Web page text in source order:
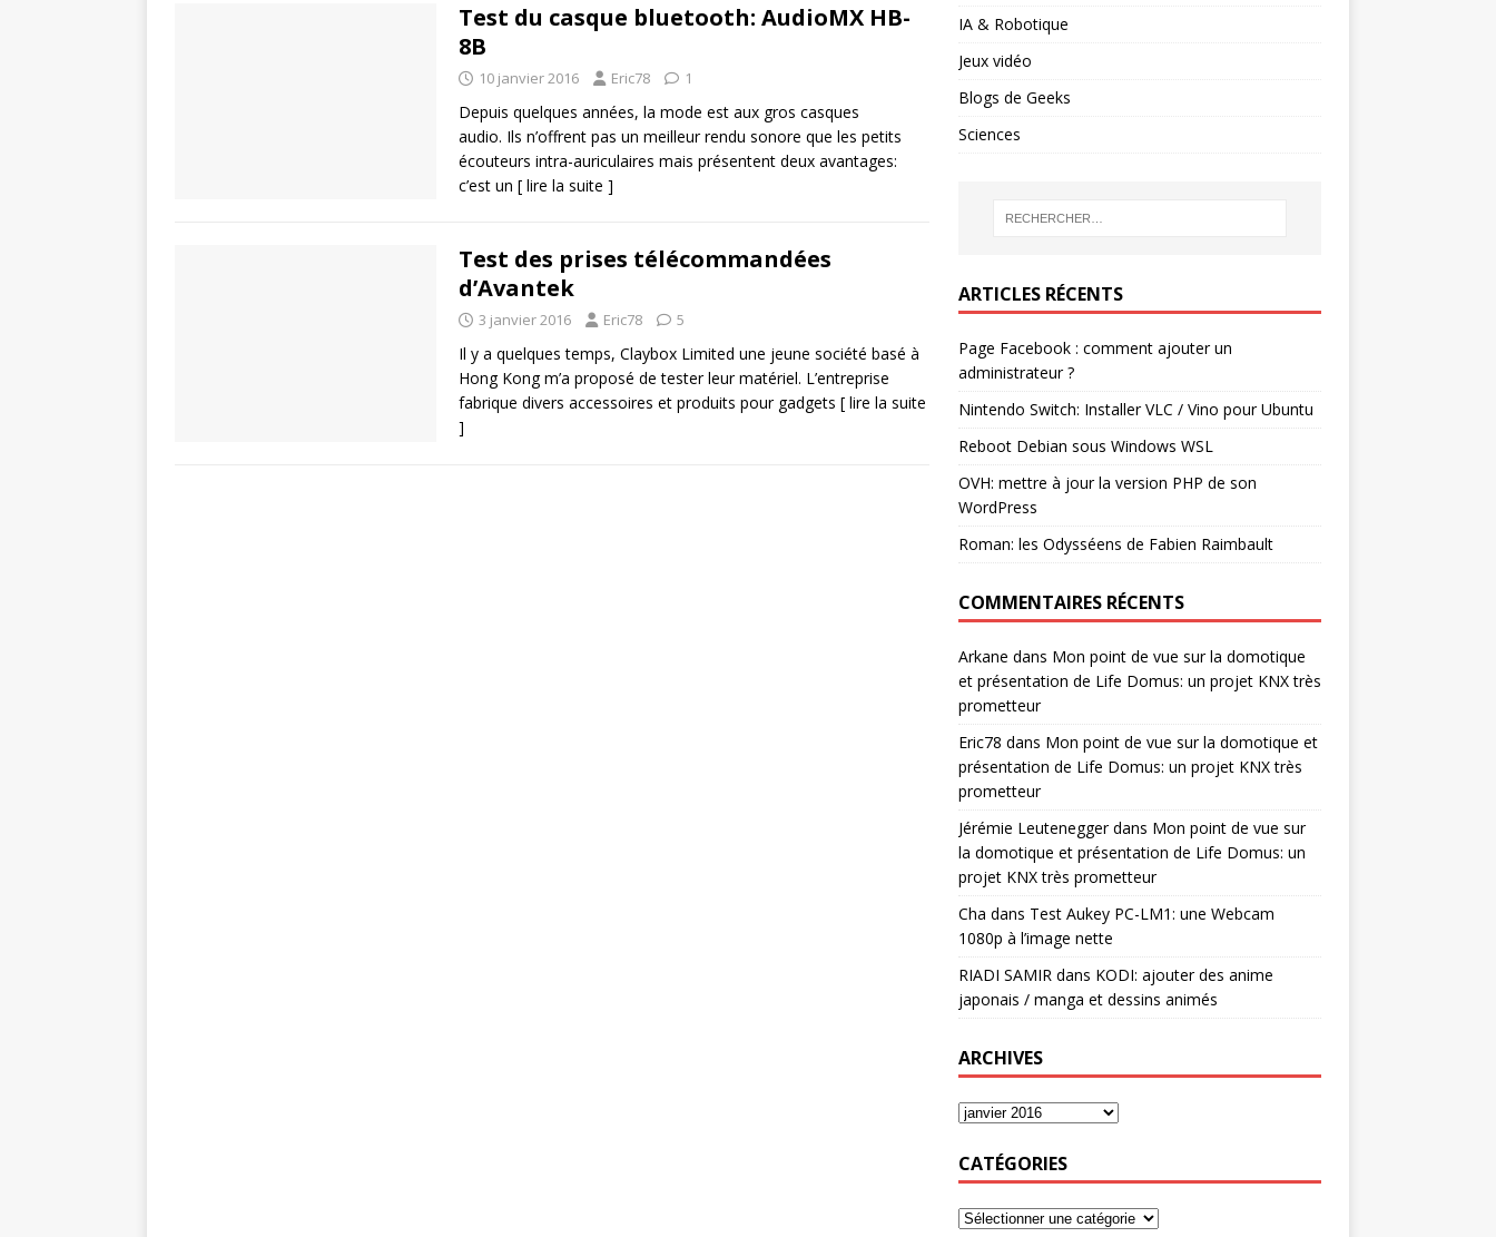
Test du casque bluetooth: AudioMX HB-
8B
10 janvier 2016 Eric78 1
Depuis quelques années, la mode est aux gros casques
audio. Ils n’offrent pas un meilleur rendu sonore que les petits
écouteurs intra-auriculaires mais présentent deux avantages:
c’est un [ lire la suite ]
Test des prises télécommandées
d’Avantek
3 janvier 2016 Eric78 5
Il y a quelques temps, Claybox Limited une jeune société basé à
Hong Kong m’a proposé de tester leur matériel. L’entreprise
fabrique divers accessoires et produits pour gadgets [ lire la suite
]
IA & Robotique
Jeux vidéo
Blogs de Geeks
Sciences
ARTICLES RÉCENTS
Page Facebook : comment ajouter un
administrateur ?
Nintendo Switch: Installer VLC / Vino pour Ubuntu
Reboot Debian sous Windows WSL
OVH: mettre à jour la version PHP de son
WordPress
Roman: les Odysséens de Fabien Raimbault
COMMENTAIRES RÉCENTS
Arkane dans Mon point de vue sur la domotique
et présentation de Life Domus: un projet KNX très
prometteur
Eric78 dans Mon point de vue sur la domotique et
présentation de Life Domus: un projet KNX très
prometteur
Jérémie Leuteneggerdans Mon point de vue sur
la domotique et présentation de Life Domus: un
projet KNX très prometteur
Cha dans Test Aukey PC-LM1: une Webcam
1080p à l’image nette
RIADI SAMIRdans KODI: ajouter des anime
japonais / manga et dessins animés
ARCHIVES
CATÉGORIES